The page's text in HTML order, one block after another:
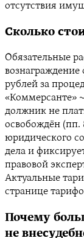
отсутствия
Сколько
Обязательные
рублей за
«Коммерсанте»
должник не
освобождён (пп.
юридического
дела и
правовой
Актуальные
странице
Почему
не